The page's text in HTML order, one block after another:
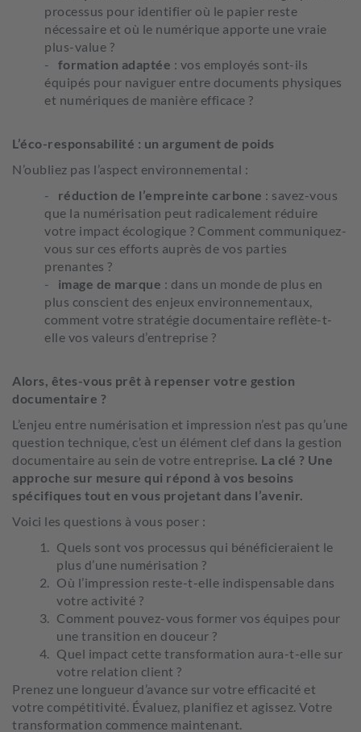
processus pour identifier où le papier reste
nécessaire et où le numérique apporte une vraie
plus-value ?
formation adaptée : vos employés sont-ils
équipés pour naviguer entre documents physiques
et numériques de manière efficace ?
L’éco-responsabilité : un argument de poids
N’oubliez pas l’aspect environnemental :
réduction de l’empreinte carbone : savez-vous
que la numérisation peut radicalement réduire
votre impact écologique ? Comment communiquez-
vous sur ces efforts auprès de vos parties
prenantes ?
image de marque : dans un monde de plus en
plus conscient des enjeux environnementaux,
comment votre stratégie documentaire reflète-t-
elle vos valeurs d’entreprise ?
Alors, êtes-vous prêt à repenser votre gestion
documentaire ?
L’enjeu entre numérisation et impression n’est pas qu’une
question technique, c’est un élément clef dans la gestion
documentaire au sein de votre entreprise. La clé ? Une
approche sur mesure qui répond à vos besoins
spécifiques tout en vous projetant dans l’avenir.
Voici les questions à vous poser :
Quels sont vos processus qui bénéficieraient le
plus d’une numérisation ?
Où l’impression reste-t-elle indispensable dans
votre activité ?
Comment pouvez-vous former vos équipes pour
une transition en douceur ?
Quel impact cette transformation aura-t-elle sur
votre relation client ?
Prenez une longueur d’avance sur votre efficacité et
votre compétitivité. Évaluez, planifiez et agissez. Votre
transformation commence maintenant.